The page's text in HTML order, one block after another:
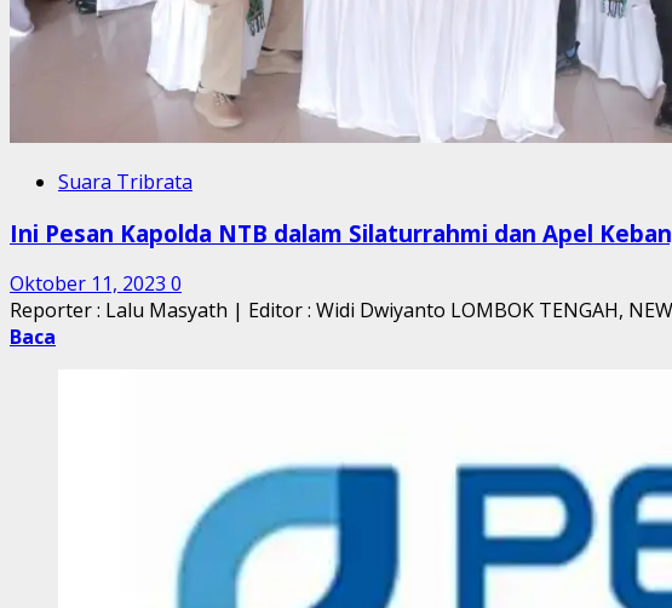
Suara Tribrata
Ini Pesan Kapolda NTB dalam Silaturrahmi dan Apel
Oktober 11, 2023 0
Reporter : Lalu Masyath | Editor : Widi Dwiyanto LOMBOK TENGAH,
Baca